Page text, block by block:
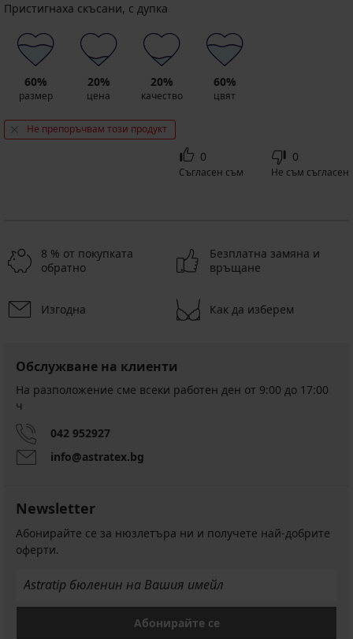
Пристигнаха скъсани, с дупка
60%
размер
20%
цена
20%
качество
60%
цвят
Не препоръчвам този продукт
0
Съгласен съм
0
Не съм съгласен
8 % от покупката
обратно
Безплатна замяна и
връщане
Изгодна Как да изберем
Обслужване на клиенти
На разположение сме всеки работен ден от 9:00 до 17:00
ч
042 952927
info@astratex.bg
Newsletter
Абонирайте се за нюзлетъра ни и получете най-добрите
оферти.
Абонирайте се